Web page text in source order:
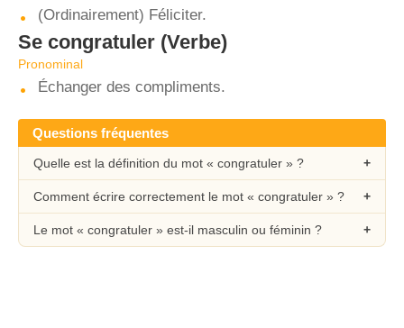
(Ordinairement) Féliciter.
Se congratuler (Verbe)
Pronominal
Échanger des compliments.
Questions fréquentes
Quelle est la définition du mot « congratuler » ?
Comment écrire correctement le mot « congratuler » ?
Le mot « congratuler » est-il masculin ou féminin ?